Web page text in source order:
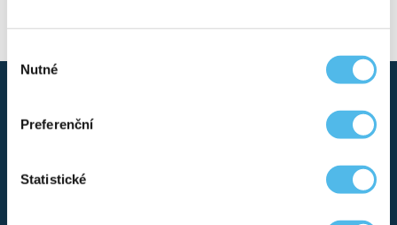
souhlasu
Nutné
Preferenční
Statistické